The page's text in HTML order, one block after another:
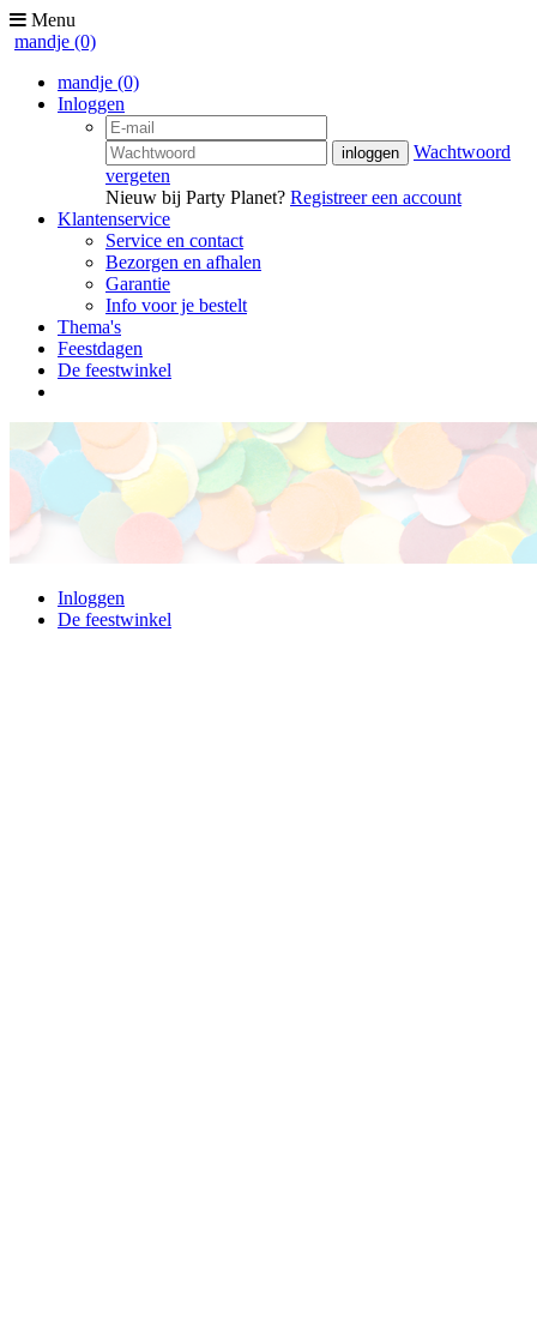
Menu
mandje (0)
mandje (0)
Inloggen
Wachtwoord
vergeten
Nieuw bij Party Planet? Registreer een account
Klantenservice
Service en contact
Bezorgen en afhalen
Garantie
Info voor je bestelt
Thema's
Feestdagen
De feestwinkel
Inloggen
De feestwinkel